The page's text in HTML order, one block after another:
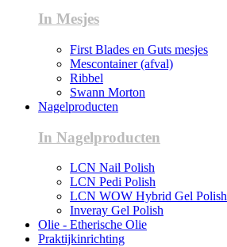
In Mesjes
First Blades en Guts mesjes
Mescontainer (afval)
Ribbel
Swann Morton
Nagelproducten
In Nagelproducten
LCN Nail Polish
LCN Pedi Polish
LCN WOW Hybrid Gel Polish
Inveray Gel Polish
Olie - Etherische Olie
Praktijkinrichting